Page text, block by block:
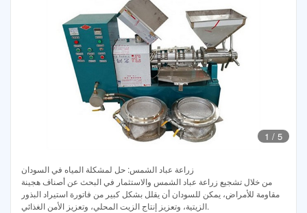
1 / 5
زراعة عباد الشمس: حل لمشكلة المياه في السودان
من خلال تشجيع زراعة عباد الشمس والاستثمار في البحث عن أصناف هجينة
مقاومة للأمراض، يمكن للسودان أن يقلل بشكل كبير من فاتورة استيراد البذور
الزيتية، وتعزيز إنتاج الزيت المحلي، وتعزيز الأمن الغذائي.